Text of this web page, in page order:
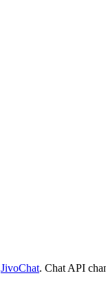
JivoChat. Chat API